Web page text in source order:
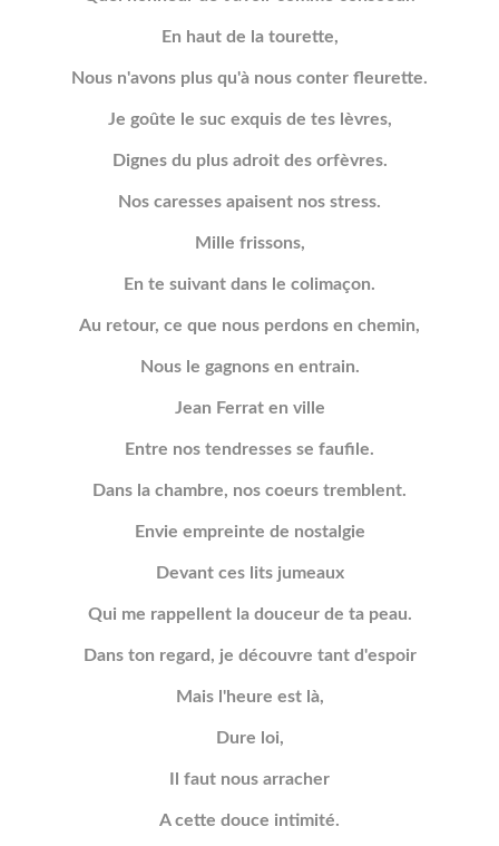
En haut de la tourette,
Nous n'avons plus qu'à nous conter fleurette.
Je goûte le suc exquis de tes lèvres,
Dignes du plus adroit des orfèvres.
Nos caresses apaisent nos stress.
Mille frissons,
En te suivant dans le colimaçon.
Au retour, ce que nous perdons en chemin,
Nous le gagnons en entrain.
Jean Ferrat en ville
Entre nos tendresses se faufile.
Dans la chambre, nos coeurs tremblent.
Envie empreinte de nostalgie
Devant ces lits jumeaux
Qui me rappellent la douceur de ta peau.
Dans ton regard, je découvre tant d'espoir
Mais l'heure est là,
Dure loi,
Il faut nous arracher
A cette douce intimité.